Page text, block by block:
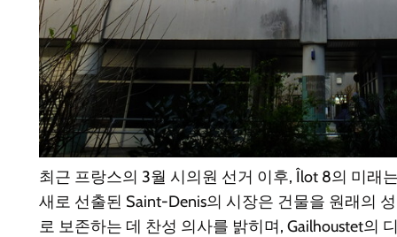
최근 프랑스의 3월 시의원 선거 이후, Îlot 8의 미래
새로 선출된 Saint-Denis의 시장은 건물을 원래의
로 보존하는 데 찬성 의사를 밝히며, Gailhoustet의